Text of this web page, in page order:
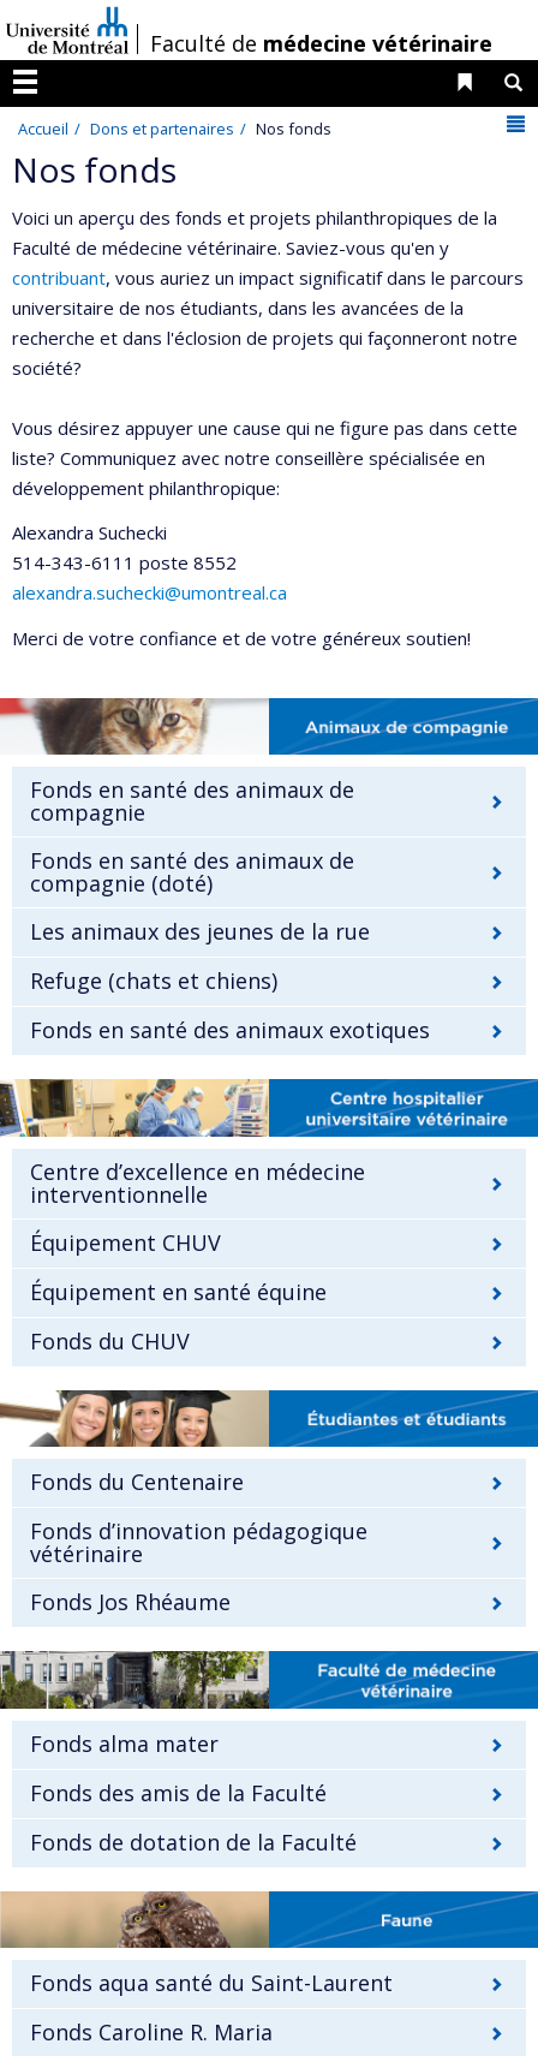
au
contenu
/Faculté de médecine vétérinaire
Menu
Liens
Accueil Dons et partenaires Nos fonds
Nos fonds
Voici un aperçu des fonds et projets philanthropiques de la
Faculté de médecine vétérinaire. Saviez-vous qu'en y
contribuant, vous auriez un impact significatif dans le parcours
universitaire de nos étudiants, dans les avancées de la
recherche et dans l'éclosion de projets qui façonneront notre
société?
Vous désirez appuyer une cause qui ne figure pas dans cette
liste? Communiquez avec notre conseillère spécialisée en
développement philanthropique:
Alexandra Suchecki
514-343-6111 poste 8552
alexandra.suchecki@umontreal.ca
Merci de votre confiance et de votre généreux soutien!
Fonds en santé des animaux de
compagnie
Fonds en santé des animaux de
compagnie (doté)
Les animaux des jeunes de la rue
Refuge (chats et chiens)
Fonds en santé des animaux exotiques
Centre d’excellence en médecine
interventionnelle
Équipement CHUV
Équipement en santé équine
Fonds du CHUV
Fonds du Centenaire
Fonds d’innovation pédagogique
vétérinaire
Fonds Jos Rhéaume
Fonds alma mater
Fonds des amis de la Faculté
Fonds de dotation de la Faculté
Fonds aqua santé du Saint-Laurent
Fonds Caroline R. Maria